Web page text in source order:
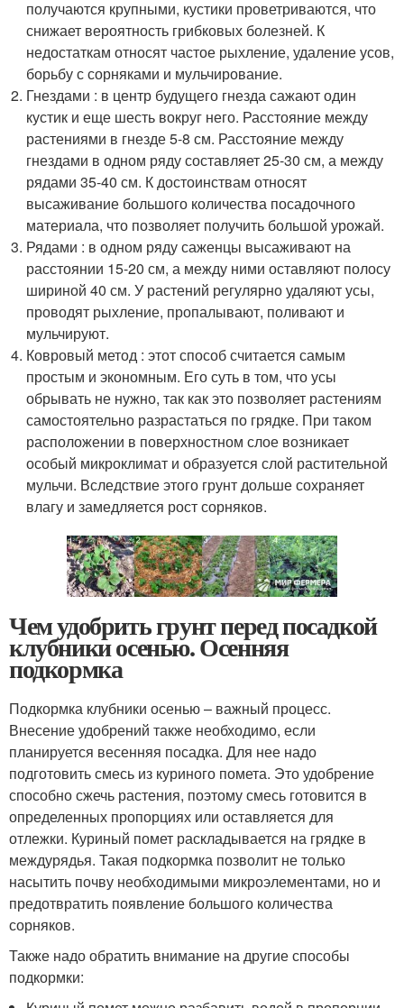
получаются крупными, кустики проветриваются, что
снижает вероятность грибковых болезней. К
недостаткам относят частое рыхление, удаление усов,
борьбу с сорняками и мульчирование.
Гнездами : в центр будущего гнезда сажают один
кустик и еще шесть вокруг него. Расстояние между
растениями в гнезде 5-8 см. Расстояние между
гнездами в одном ряду составляет 25-30 см, а между
рядами 35-40 см. К достоинствам относят
высаживание большого количества посадочного
материала, что позволяет получить большой урожай.
Рядами : в одном ряду саженцы высаживают на
расстоянии 15-20 см, а между ними оставляют полосу
шириной 40 см. У растений регулярно удаляют усы,
проводят рыхление, пропалывают, поливают и
мульчируют.
Ковровый метод : этот способ считается самым
простым и экономным. Его суть в том, что усы
обрывать не нужно, так как это позволяет растениям
самостоятельно разрастаться по грядке. При таком
расположении в поверхностном слое возникает
особый микроклимат и образуется слой растительной
мульчи. Вследствие этого грунт дольше сохраняет
влагу и замедляется рост сорняков.
Чем удобрить грунт перед посадкой
клубники осенью. Осенняя
подкормка
Подкормка клубники осенью – важный процесс.
Внесение удобрений также необходимо, если
планируется весенняя посадка. Для нее надо
подготовить смесь из куриного помета. Это удобрение
способно сжечь растения, поэтому смесь готовится в
определенных пропорциях или оставляется для
отлежки. Куриный помет раскладывается на грядке в
междурядья. Такая подкормка позволит не только
насытить почву необходимыми микроэлементами, но и
предотвратить появление большого количества
сорняков.
Также надо обратить внимание на другие способы
подкормки: